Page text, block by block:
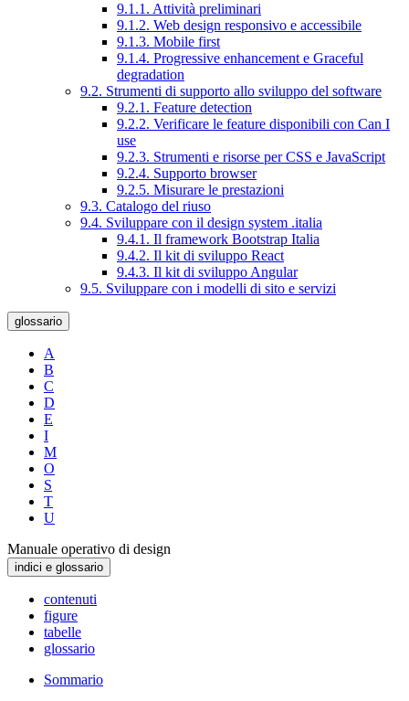
9.1.1. Attività preliminari
9.1.2. Web design responsivo e accessibile
9.1.3. Mobile first
9.1.4. Progressive enhancement e Graceful
degradation
9.2. Strumenti di supporto allo sviluppo del software
9.2.1. Feature detection
9.2.2. Verificare le feature disponibili con Can I
use
9.2.3. Strumenti e risorse per CSS e JavaScript
9.2.4. Supporto browser
9.2.5. Misurare le prestazioni
9.3. Catalogo del riuso
9.4. Sviluppare con il design system .italia
9.4.1. Il framework Bootstrap Italia
9.4.2. Il kit di sviluppo React
9.4.3. Il kit di sviluppo Angular
9.5. Sviluppare con i modelli di sito e servizi
glossario
A
B
C
D
E
I
M
O
S
T
U
Manuale operativo di design
indici e glossario
contenuti
figure
tabelle
glossario
Sommario